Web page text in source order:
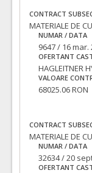
CONTRACT
MATERIALE DE
NUMAR / DATA
9647 / 16 mar.
OFERTANT
HAGLEITNER
VALOARE
68025.06 RON
CONTRACT
MATERIALE DE
NUMAR / DATA
32634 / 20
OFERTANT